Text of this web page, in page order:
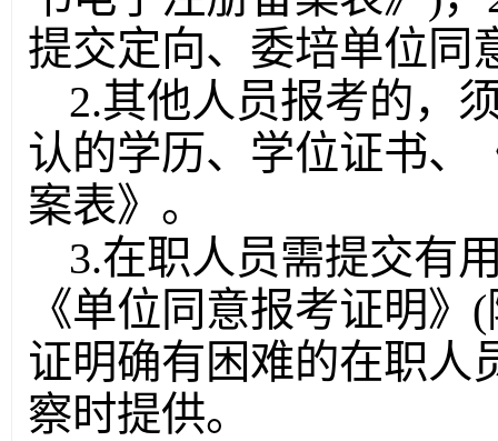
提交定向、委培单位同
2.其他人员报考的，
认的学历、学位证书、
案表》。
3.在职人员需提交有
《单位同意报考证明
证明确有困难的在职人
察时提供。